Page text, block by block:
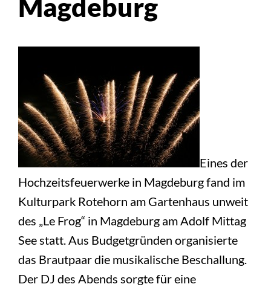
Magdeburg
Eines der
Hochzeitsfeuerwerke in Magdeburg fand im
Kulturpark Rotehorn am Gartenhaus unweit
des „Le Frog“ in Magdeburg am Adolf Mittag
See statt. Aus Budgetgründen organisierte
das Brautpaar die musikalische Beschallung.
Der DJ des Abends sorgte für eine